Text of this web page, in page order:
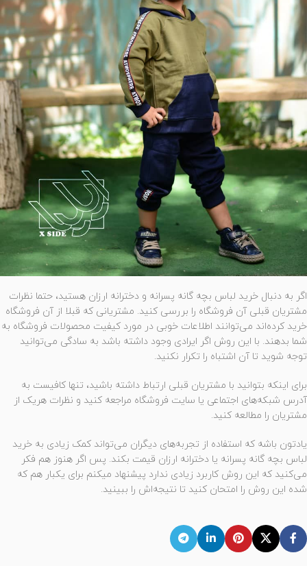
اگر به دنبال خرید لباس بچه گانه پسرانه و دخترانه ارزان هستید، حتما نظرات
مشتریان قبلی آن فروشگاه را بررسی کنید. مشتریانی که قبلا از آن فروشگاه
خرید کرده‌اند می‌توانند اطلاعات خوبی در مورد کیفیت محصولات فروشگاه به
شما بدهند. با این روش اگر ایرادی وجود داشته باشد به سادگی می‌توانید
توجه شوید تا آن اشتباه را تکرار نکنید.
برای اینکه بتوانید با مشتریان قبلی ارتباط داشته باشید، تنها کافیست به
آدرس شبکه‌های اجتماعی یا سایت فروشگاه مراجعه کنید و نظرات هریک از
مشتریان را مطالعه کنید.
یادتون باشه که استفاده از تجربه‌های دیگران می‌تواند کمک زیادی به خرید
لباس بچه گانه پسرانه یا دخترانه ارزان قیمت بکند. پس اگر هنوز هم فکر
می‌کنید که این روش کاربرد زیادی ندارد پیشنهاد میکنم برای یکبار هم که
شده این روش را امتحان کنید تا نتیجه‌اش را ببینید.